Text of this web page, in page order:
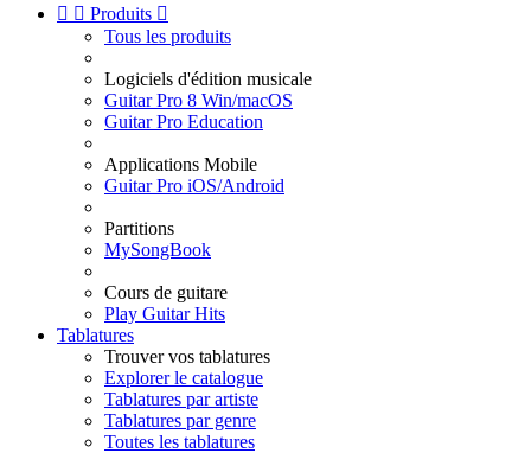
  Produits 
Tous les produits
Logiciels d'édition musicale
Guitar Pro 8 Win/macOS
Guitar Pro Education
Applications Mobile
Guitar Pro iOS/Android
Partitions
MySongBook
Cours de guitare
Play Guitar Hits
Tablatures
Trouver vos tablatures
Explorer le catalogue
Tablatures par artiste
Tablatures par genre
Toutes les tablatures